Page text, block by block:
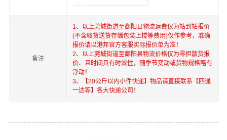
备注
1、以上莞城街道至鄱阳县物流运费仅为站到站报价
(不含取货送货存储包装上楼等费用)仅作参考，准确
报价请以港邦官方客服实际报价单为准！
2、以上莞城街道至鄱阳县物流价格仅为零担散货报
价、且时间具有时效性，随季节变动或货物规格略有
浮动！
3、【20公斤以内小件快递】物品请直接联系【四通
一达等】各大快递公司！